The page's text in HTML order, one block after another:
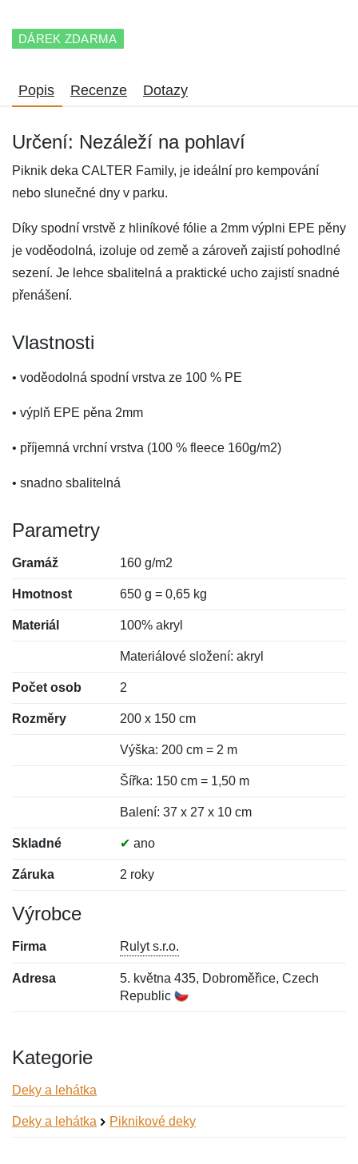
DÁREK ZDARMA
Popis Recenze Dotazy
Určení: Nezáleží na pohlaví
Piknik deka CALTER Family, je ideální pro kempování
nebo slunečné dny v parku.
Díky spodní vrstvě z hliníkové fólie a 2mm výplni EPE pěny
je voděodolná, izoluje od země a zároveň zajistí pohodlné
sezení. Je lehce sbalitelná a praktické ucho zajistí snadné
přenášení.
Vlastnosti
• voděodolná spodní vrstva ze 100 % PE
• výplň EPE pěna 2mm
• příjemná vrchní vrstva (100 % fleece 160g/m2)
• snadno sbalitelná
Parametry
Gramáž 160 g/m2
Hmotnost 650 g = 0,65 kg
Materiál 100% akryl
Materiálové složení: akryl
Počet osob 2
Rozměry 200 x 150 cm
Výška: 200 cm = 2 m
Šířka: 150 cm = 1,50 m
Balení: 37 x 27 x 10 cm
Skladné ✔ ano
Záruka 2 roky
Výrobce
Firma Rulyt s.r.o.
Adresa
5. května 435, Dobroměřice, Czech
Republic
Kategorie
Deky a lehátka
Deky a lehátka Piknikové deky